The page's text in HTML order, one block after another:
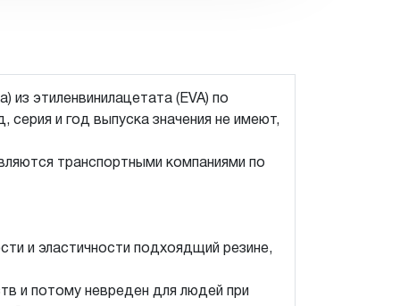
из этиленвинилацетата (EVA) по
и год выпуска значения не имеют,
транспортными компаниями по
и эластичности подхоядщий резине,
и потому невреден для людей при